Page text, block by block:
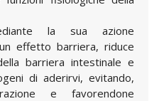
la sua azione
effetto barriera, riduce
barriera intestinale e
di aderirvi, evitando,
e favorendone